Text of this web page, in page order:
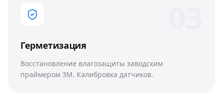
Герметизация
Восстановление влагозащиты заводским
праймером 3M. Калибровка датчиков.